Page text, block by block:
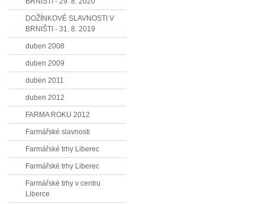
DOŽÍNKOVÉ SLAVNOSTI V
BRNIŠTI - 31. 8. 2019
duben 2008
duben 2009
duben 2011
duben 2012
FARMA ROKU 2012
Farmářské slavnosti
Farmářské trhy Liberec
Farmářské trhy Liberec
Farmářské trhy v centru
Liberce